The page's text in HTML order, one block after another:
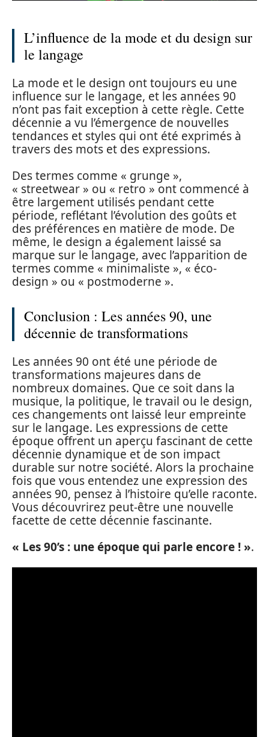
L’influence de la mode et du design sur
le langage
La mode et le design ont toujours eu une
influence sur le langage, et les années 90
n’ont pas fait exception à cette règle. Cette
décennie a vu l’émergence de nouvelles
tendances et styles qui ont été exprimés à
travers des mots et des expressions.
Des termes comme « grunge »,
« streetwear » ou « retro » ont commencé à
être largement utilisés pendant cette
période, reflétant l’évolution des goûts et
des préférences en matière de mode. De
même, le design a également laissé sa
marque sur le langage, avec l’apparition de
termes comme « minimaliste », « éco-
design » ou « postmoderne ».
Conclusion : Les années 90, une
décennie de transformations
Les années 90 ont été une période de
transformations majeures dans de
nombreux domaines. Que ce soit dans la
musique, la politique, le travail ou le design,
ces changements ont laissé leur empreinte
sur le langage. Les expressions de cette
époque offrent un aperçu fascinant de cette
décennie dynamique et de son impact
durable sur notre société. Alors la prochaine
fois que vous entendez une expression des
années 90, pensez à l’histoire qu’elle raconte.
Vous découvrirez peut-être une nouvelle
facette de cette décennie fascinante.
« Les 90’s : une époque qui parle encore ! ».